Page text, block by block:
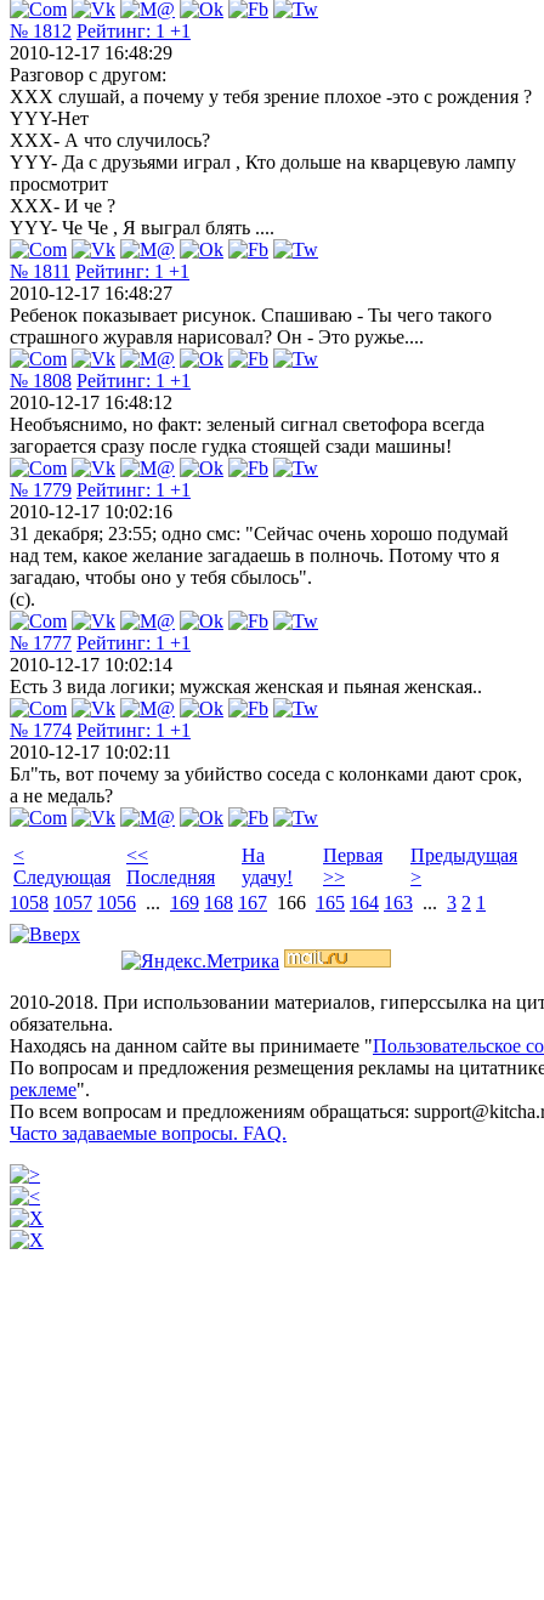
№ 1812 Рейтинг: 1 +1
2010-12-17 16:48:29
Разговор с другом:
XXX слушай, а почему у тебя зрение плохое -это с рождения ?
YYY-Нет
XXX- А что случилось?
YYY- Да с друзьями играл , Кто дольше на кварцевую лампу
просмотрит
XXX- И че ?
YYY- Че Че , Я выграл блять ....
№ 1811 Рейтинг: 1 +1
2010-12-17 16:48:27
Ребенок показывает рисунок. Спашиваю - Ты чего такого
страшного журавля нарисовал? Он - Это ружье....
№ 1808 Рейтинг: 1 +1
2010-12-17 16:48:12
Необъяснимо, но факт: зеленый сигнал светофора всегда
загорается сразу после гудка стоящей сзади машины!
№ 1779 Рейтинг: 1 +1
2010-12-17 10:02:16
31 декабря; 23:55; одно смс: "Сейчас очень хорошо подумай
над тем, какое желание загадаешь в полночь. Потому что я
загадаю, чтобы оно у тебя сбылось".
(с).
№ 1777 Рейтинг: 1 +1
2010-12-17 10:02:14
Есть 3 вида логики; мужская женская и пьяная женская..
№ 1774 Рейтинг: 1 +1
2010-12-17 10:02:11
Бл"ть, вот почему за убийство соседа с колонками дают срок,
а не медаль?
<
Следующая
<<
Последняя
На
удачу!
Первая
>>
Предыдущая
>
1058 1057 1056 ... 169 168 167 166 165 164 163 ... 3 2 1
2010-2018. При использовании материалов, гиперссылка на
обязательна.
Находясь на данном сайте вы принимаете "Пользовательское
По вопросам и предложения резмещения рекламы на
реклеме".
По всем вопросам и предложениям обращаться:
Часто задаваемые вопросы. FAQ.